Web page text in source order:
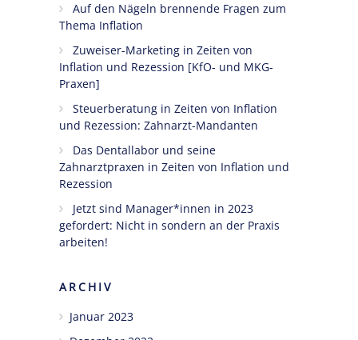
Auf den Nägeln brennende Fragen zum
Thema Inflation
Zuweiser-Marketing in Zeiten von
Inflation und Rezession [KfO- und MKG-
Praxen]
Steuerberatung in Zeiten von Inflation
und Rezession: Zahnarzt-Mandanten
Das Dentallabor und seine
Zahnarztpraxen in Zeiten von Inflation und
Rezession
Jetzt sind Manager*innen in 2023
gefordert: Nicht in sondern an der Praxis
arbeiten!
ARCHIV
Januar 2023
Ängste,
Blockaden
und
Widerstände
Zahnärzte